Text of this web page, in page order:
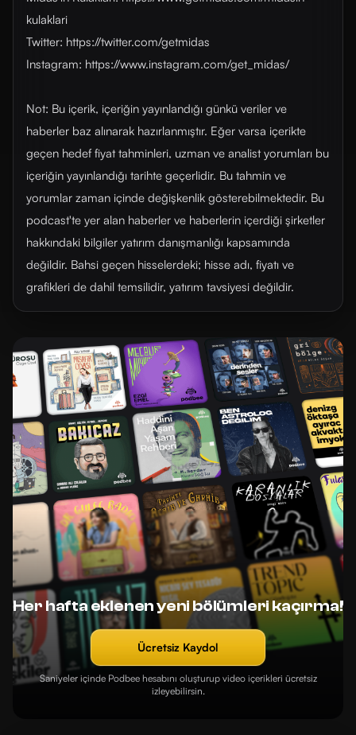
kulaklari
Twitter: https://twitter.com/getmidas
Instagram: https://www.instagram.com/get_midas/
Not: Bu içerik, içeriğin yayınlandığı günkü veriler ve
haberler baz alınarak hazırlanmıştır. Eğer varsa içerikte
geçen hedef fiyat tahminleri, uzman ve analist yorumları bu
içeriğin yayınlandığı tarihte geçerlidir. Bu tahmin ve
yorumlar zaman içinde değişkenlik gösterebilmektedir. Bu
podcast'te yer alan haberler ve haberlerin içerdiği şirketler
hakkındaki bilgiler yatırım danışmanlığı kapsamında
değildir. Bahsi geçen hisselerdeki; hisse adı, fiyatı ve
grafikleri de dahil temsilidir, yatırım tavsiyesi değildir.
Her hafta eklenen yeni bölümleri kaçırma!
Ücretsiz Kaydol
Saniyeler içinde Podbee hesabını oluşturup video içerikleri ücretsiz
izleyebilirsin.